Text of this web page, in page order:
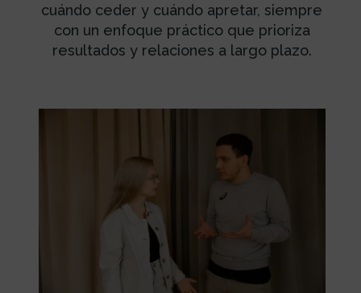
cuándo ceder y cuándo apretar, siempre
con un enfoque práctico que prioriza
resultados y relaciones a largo plazo.